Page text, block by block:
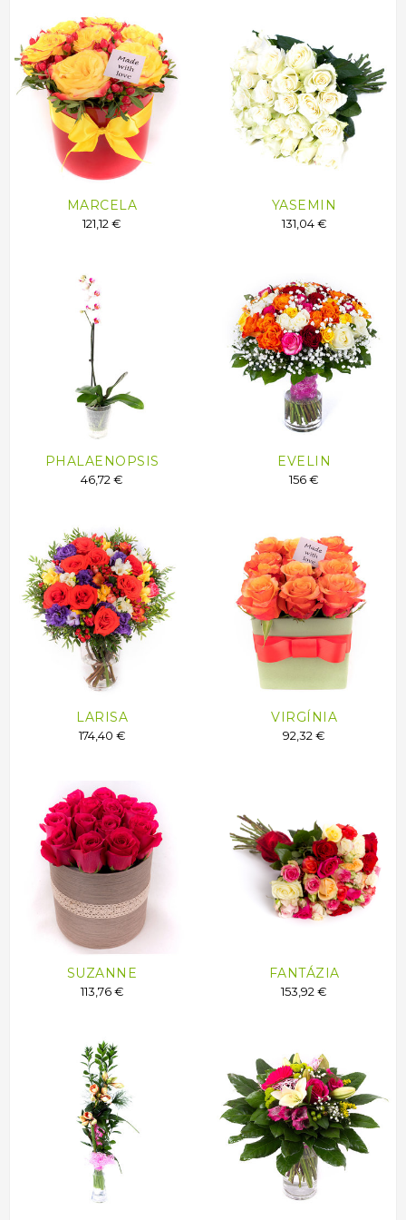
MARCELA
121,12 €
YASEMIN
131,04 €
PHALAENOPSIS
46,72 €
EVELIN
156 €
LARISA
174,40 €
VIRGÍNIA
92,32 €
SUZANNE
113,76 €
FANTÁZIA
153,92 €